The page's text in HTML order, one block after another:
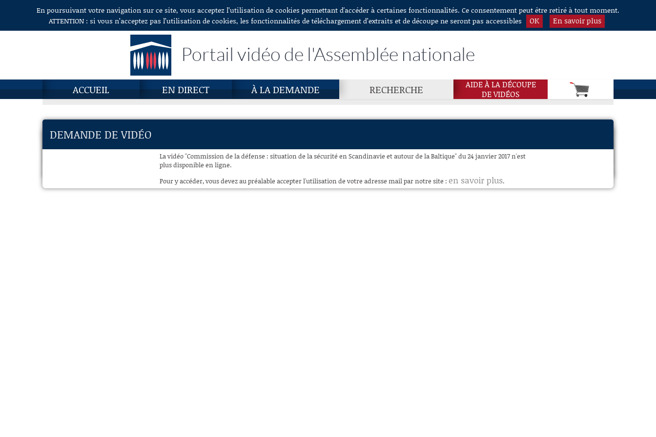
Aller au contenuEn poursuivant votre navigation sur ce site, vous acceptez l’utilisation de cookies permettant d'accéder à certaines fonctionnalités. Ce consentement peut être retiré à tout moment.
ATTENTION : si vous n’acceptez pas l’utilisation de cookies, les fonctionnalités de téléchargement d’extraits et de découpe ne seront pas accessibles
OK En savoir plus
Portail vidéo de l'Assemblée nationale
ACCUEIL EN DIRECT À LA DEMANDE RECHERCHE
AIDE À LA DÉCOUPE
DE VIDÉOS
DEMANDE DE VIDÉO
La vidéo "Commission de la défense : situation de la sécurité en Scandinavie et autour de la Baltique" du 24 janvier 2017 n'est
plus disponible en ligne.
Pour y accéder, vous devez au préalable accepter l'utilisation de votre adresse mail par notre site : en savoir plus.